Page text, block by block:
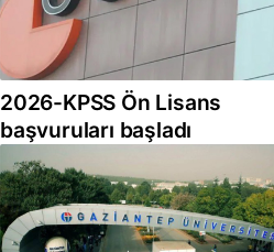
2026-KPSS Ön Lisans
başvuruları başladı